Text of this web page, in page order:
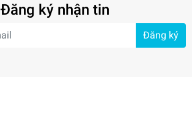
Đăng ký nhận tin
Đăng ký